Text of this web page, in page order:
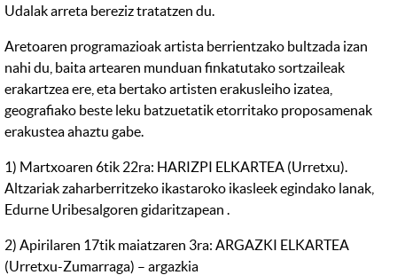
Udalak arreta bereziz tratatzen du.
Aretoaren programazioak artista berrientzako bultzada izan
nahi du, baita artearen munduan finkatutako sortzaileak
erakartzea ere, eta bertako artisten erakusleiho izatea,
geografiako beste leku batzuetatik etorritako proposamenak
erakustea ahaztu gabe.
1) Martxoaren 6tik 22ra: HARIZPI ELKARTEA (Urretxu).
Altzariak zaharberritzeko ikastaroko ikasleek egindako lanak,
Edurne Uribesalgoren gidaritzapean .
2) Apirilaren 17tik maiatzaren 3ra: ARGAZKI ELKARTEA
(Urretxu-Zumarraga) – argazkia